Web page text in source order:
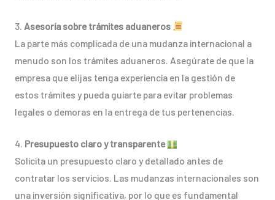
3. Asesoría sobre trámites aduaneros
La parte más complicada de una mudanza internacional a
menudo son los trámites aduaneros. Asegúrate de que la
empresa que elijas tenga experiencia en la gestión de
estos trámites y pueda guiarte para evitar problemas
legales o demoras en la entrega de tus pertenencias.
4. Presupuesto claro y transparente
Solicita un presupuesto claro y detallado antes de
contratar los servicios. Las mudanzas internacionales son
una inversión significativa, por lo que es fundamental